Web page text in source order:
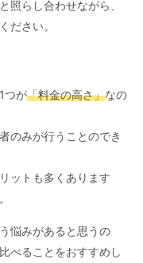
と照らし合わせながら、
ださい。
つが「料金の高さ」なの
のみが行うことのでき
ットも多くあります
悩みがあると思うの
べることをおすすめし